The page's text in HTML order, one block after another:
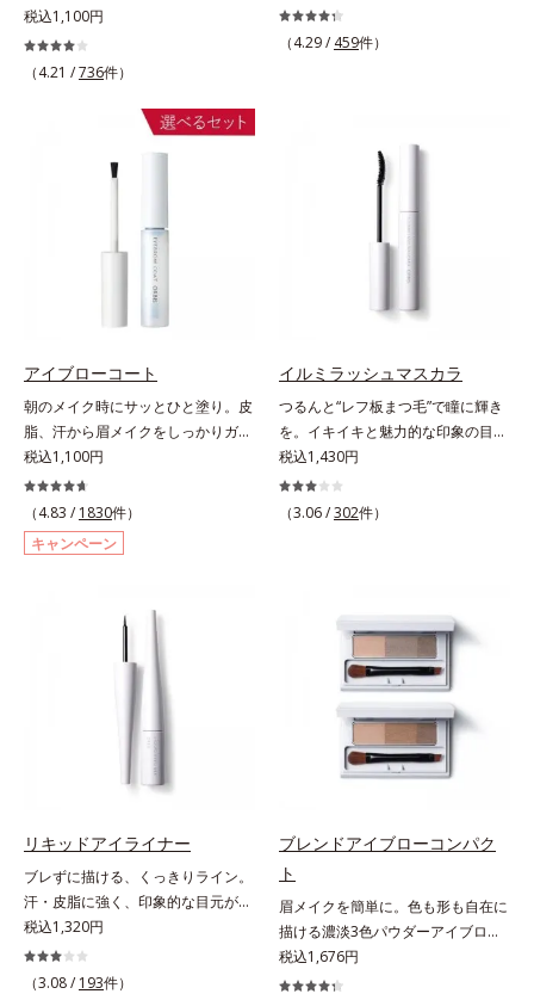
れぞれの“わたしに似合う！”を叶え
る、絶妙な2色セットのデイリーア
イカラーです。自由に使い回せる濃
フに重ねるだけで美しいグラデーシ
ョンが作れて、瞳の印象を確実に
UP。重ね方次第で印象の異なる仕
色を考えたこだわりの色設計だか
ら、冒険カラーも肌にすんなりなじ
み、立体的で華やかな目元に仕上が
ります。容器の中でプレスされた粉
れて丸い粉体になる「バウンスロー
上で転がりやすく、ひと塗りでふわ
っとのび広がります。
税込1,100円
（4.21 /736件）
で、ひとはけするだけで肌に溶け込
むように美しく発色。柔らかく自然
（4.29 / 459件）
アイブローコート
朝のメイク時にサッとひと塗り。皮
脂、汗から眉メイクをしっかりガー
ド！。メイク時に描いた眉の上から
サッとひと塗りするだけで、描いた
ままの美しい眉を長時間キープしま
す。汗、皮脂、こすれなどから美し
い眉をしっかり守るウォータープル
ングで簡単に落とすことができま
す。速乾性のサラッとした透明の液
なので、塗ったことを忘れてしまう
くらい自然な仕上がり。毎日使うも
のだから、肌へのやさしさも考慮
し、植物性保湿成分・ユリエキスを
税込1,100円
（4.83 / 1830件）
キャンペーン
イルミラッシュマスカラ
つるんと“レフ板まつ毛”で瞳に輝き
を。イキイキと魅力的な印象の目元
へ。“レフ板まつ毛”で瞳に光を映り
込ませ、印象的な目元に魅せるマス
カラです。特殊な板状の粉体がまつ
服や気分に合わせて1本で2つの仕上
がりが楽しめる2wayブラシを採用
しました。ひと塗りでまつ毛を根元
から持ち上げて、美しくセパレート
させ、瞳への輝きをサポートしま
す。しなやかにカールをキープし、
汗や皮脂に強いウォータープルーフ
フできます。
税込1,430円
（3.06 /302件）
リキッドアイライナー
ブレずに描ける、くっきりライン。
汗・皮脂に強く、印象的な目元が続
く。なめらかなタッチでブレずに美
しいラインが簡単に描ける、リキッ
ドタイプのアイライナーです。シャ
税込1,320円
（3.08 / 193件）
ブレンドアイブローコンパク
ト
眉メイクを簡単に。色も形も自在に
描ける濃淡3色パウダーアイブロ
ー。眉は髪の色に合わせると自然。
濃淡3色セットなら、混ぜ方次第で
税込1,676円